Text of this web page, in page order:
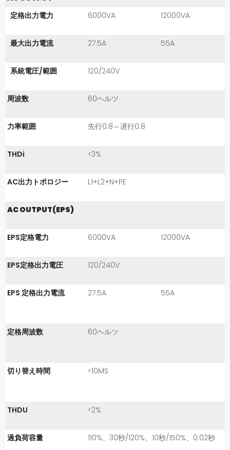
定格出力電力
6000VA 12000VA
最大出力電流 27.5A 55A
系統電圧/範囲 120/240V
周波数 60ヘルツ
力率範囲 先行0.8～遅行0.8
THDi <3%
AC出力トポロジー L1+L2+N+PE
AC OUTPUT(EPS)
EPS定格電力 6000VA 12000VA
EPS定格出力電圧 120/240V
EPS 定格出力電流 27.5A 55A
定格周波数 60ヘルツ
切り替え時間 <10MS
THDU <2%
過負荷容量 110%、30秒/120%、10秒/150%、0.02秒